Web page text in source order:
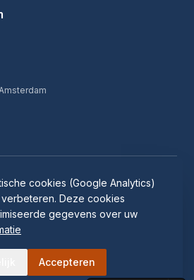
DisclaimerKlachtenregeling
Cryptshare
Alle rechten voorbehouden.
Naar boven
cookies (Google Analytics)
Deze cookies
gegevens over uw
Accepteren